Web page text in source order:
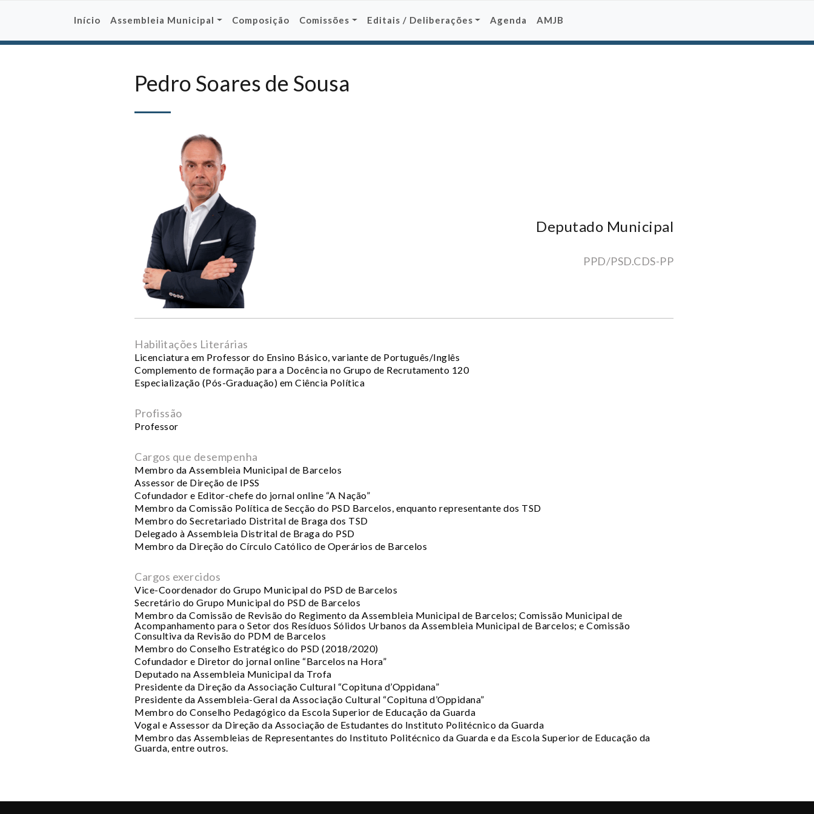
Início Assembleia Municipal Composição Comissões Editais / Deliberações Agenda AMJB
Pedro Soares de Sousa
Deputado Municipal
PPD/PSD.CDS-PP
Habilitações Literárias
Licenciatura em Professor do Ensino Básico, variante de Português/Inglês
Complemento de formação para a Docência no Grupo de Recrutamento 120
Especialização (Pós-Graduação) em Ciência Política
Profissão
Professor
Cargos que desempenha
Membro da Assembleia Municipal de Barcelos
Assessor de Direção de IPSS
Cofundador e Editor-chefe do jornal online “A Nação”
Membro da Comissão Política de Secção do PSD Barcelos, enquanto representante dos TSD
Membro do Secretariado Distrital de Braga dos TSD
Delegado à Assembleia Distrital de Braga do PSD
Membro da Direção do Círculo Católico de Operários de Barcelos
Cargos exercidos
Vice-Coordenador do Grupo Municipal do PSD de Barcelos
Secretário do Grupo Municipal do PSD de Barcelos
Membro da Comissão de Revisão do Regimento da Assembleia Municipal de Barcelos; Comissão Municipal de
Acompanhamento para o Setor dos Resíduos Sólidos Urbanos da Assembleia Municipal de Barcelos; e Comissão
Consultiva da Revisão do PDM de Barcelos
Membro do Conselho Estratégico do PSD (2018/2020)
Cofundador e Diretor do jornal online “Barcelos na Hora”
Deputado na Assembleia Municipal da Trofa
Presidente da Direção da Associação Cultural “Copituna d’Oppidana”
Presidente da Assembleia-Geral da Associação Cultural “Copituna d’Oppidana”
Membro do Conselho Pedagógico da Escola Superior de Educação da Guarda
Vogal e Assessor da Direção da Associação de Estudantes do Instituto Politécnico da Guarda
Membro das Assembleias de Representantes do Instituto Politécnico da Guarda e da Escola Superior de Educação da
Guarda, entre outros.